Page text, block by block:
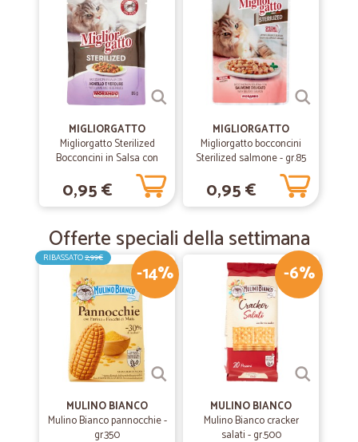
MIGLIORGATTO
Migliorgatto Sterilized
Bocconcini in Salsa con
Agnello e Verdure 85 gr.
0,95 €
MIGLIORGATTO
Migliorgatto bocconcini
Sterilized salmone - gr.85
0,95 €
Offerte speciali della settimana
-14%
RIBASSATO2,99€
MULINO BIANCO
Mulino Bianco pannocchie -
gr.350
-6%
MULINO BIANCO
Mulino Bianco cracker
salati - gr.500